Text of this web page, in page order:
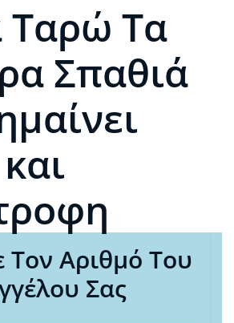
Ταρώ Τα
Σπαθιά
Τον Αριθμό Του
Σας